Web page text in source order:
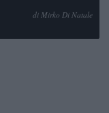
di Mirko Di Natale